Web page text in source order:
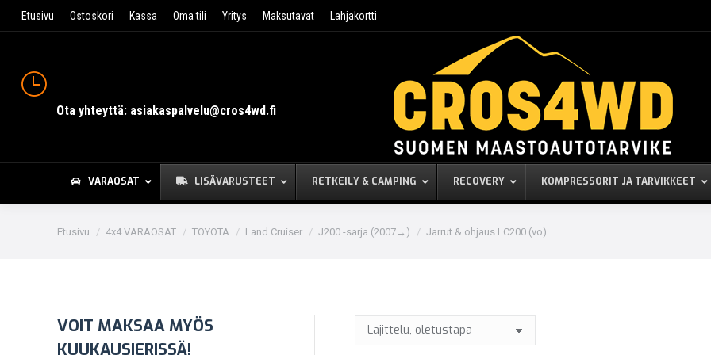
Etusivu Ostoskori Kassa Oma tili Yritys Maksutavat Lahjakortti
Ota yhteyttä: asiakaspalvelu@cros4wd.fi
VARAOSAT LISÄVARUSTEET RETKEILY & CAMPING RECOVERY KOMPRESSORIT JA TARVIKKEET
You are here:
Etusivu 4x4 VARAOSAT TOYOTA Land Cruiser J200 -sarja (2007→) Jarrut & ohjaus LC200 (vo)
VOIT MAKSAA MYÖS
KUUKAUSIERISSÄ!